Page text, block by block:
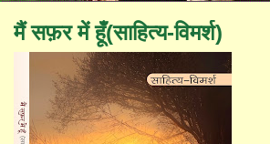
मैं सफ़र में हूँ(साहित्य-विमर्श)